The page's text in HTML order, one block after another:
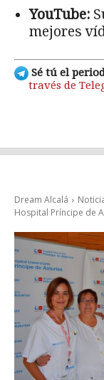
YouTube:
mejores
Sé tú el
través de